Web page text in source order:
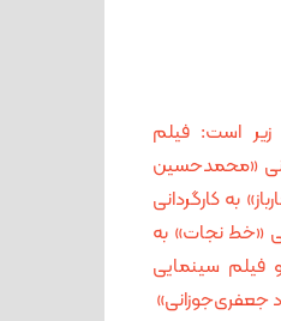
است: فیلم‌
«محمدحسین
به کارگردانی
«خط نجات» به
فیلم سینمایی
جعفری‌جوزانی»